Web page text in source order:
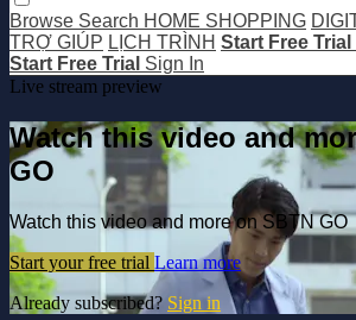
Browse Search HOME SHOPPING
TRỢ GIÚP LỊCH TRÌNH Start Free Trial
Start Free Trial Sign In
Live stream preview
Watch this video and
GO
Watch this video and more on SBTN GO
Start your free trial Learn more
Already subscribed? Sign in